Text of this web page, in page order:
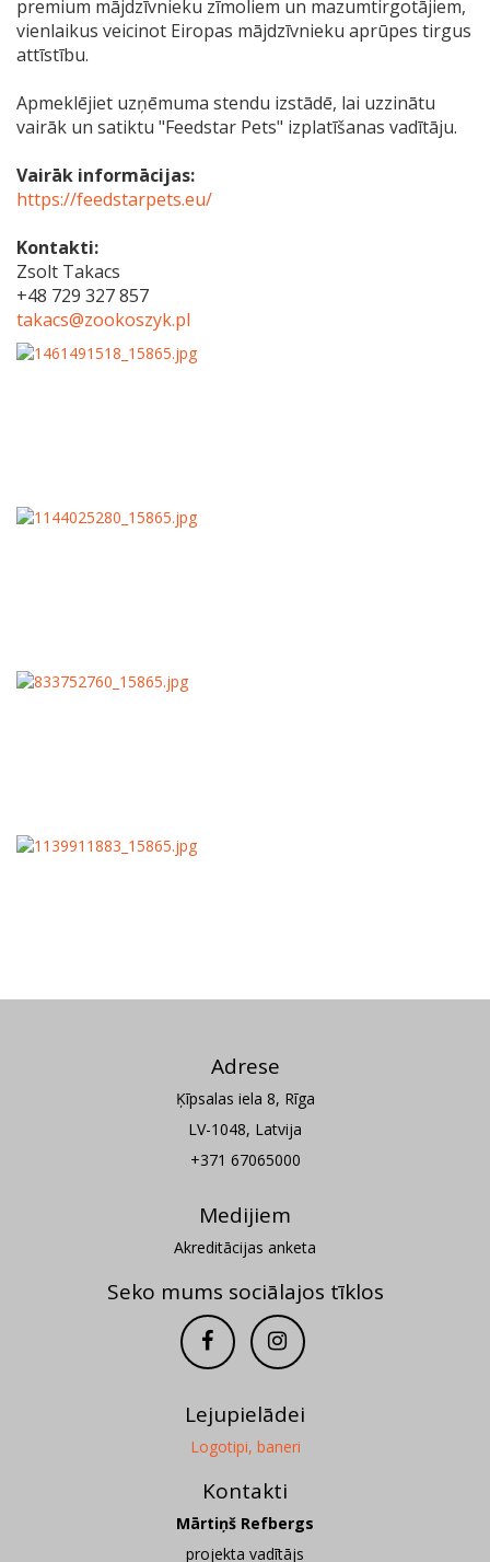
premium mājdzīvnieku zīmoliem un mazumtirgotājiem,
vienlaikus veicinot Eiropas mājdzīvnieku aprūpes tirgus
attīstību.
Apmeklējiet uzņēmuma stendu izstādē, lai uzzinātu
vairāk un satiktu "Feedstar Pets" izplatīšanas vadītāju.
Vairāk informācijas:
https://feedstarpets.eu/
Kontakti:
Zsolt Takacs
+48 729 327 857
takacs@zookoszyk.pl
Adrese
Ķīpsalas iela 8, Rīga
LV-1048, Latvija
+371 67065000
Medijiem
Akreditācijas anketa
Seko mums sociālajos tīklos
Lejupielādei
Logotipi, baneri
Kontakti
Mārtiņš Refbergs
projekta vadītājs